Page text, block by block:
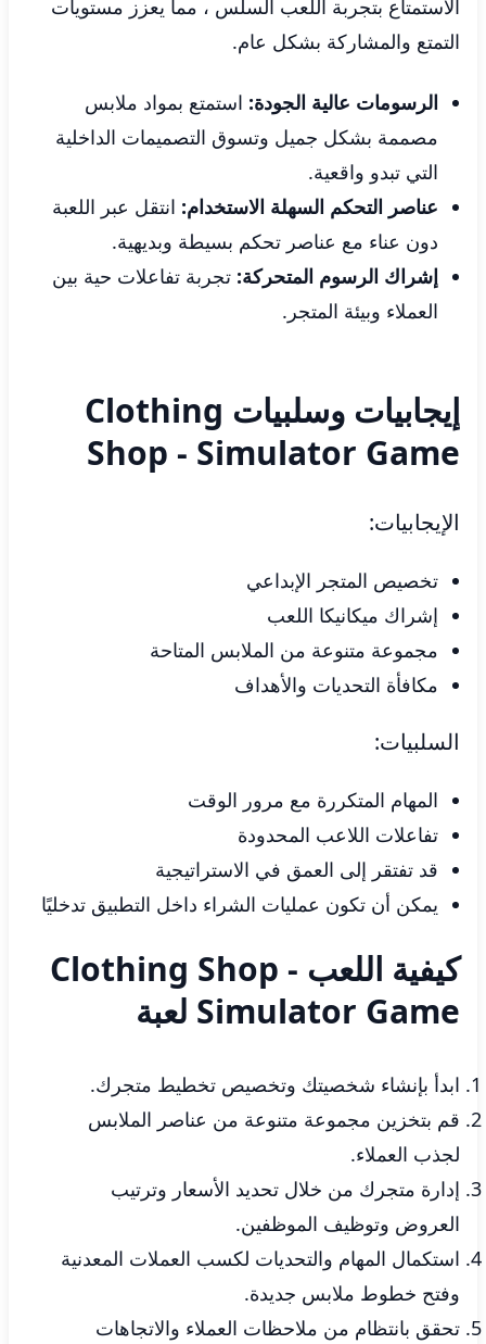
الاستمتاع بتجربة اللعب السلس ، مما يعزز مستويات
التمتع والمشاركة بشكل عام.
الرسومات عالية الجودة: استمتع بمواد ملابس
مصممة بشكل جميل وتسوق التصميمات الداخلية
التي تبدو واقعية.
عناصر التحكم السهلة الاستخدام: انتقل عبر اللعبة
دون عناء مع عناصر تحكم بسيطة وبديهية.
إشراك الرسوم المتحركة: تجربة تفاعلات حية بين
العملاء وبيئة المتجر.
إيجابيات وسلبيات Clothing
Shop - Simulator Game
الإيجابيات:
تخصيص المتجر الإبداعي
إشراك ميكانيكا اللعب
مجموعة متنوعة من الملابس المتاحة
مكافأة التحديات والأهداف
السلبيات:
المهام المتكررة مع مرور الوقت
تفاعلات اللاعب المحدودة
قد تفتقر إلى العمق في الاستراتيجية
يمكن أن تكون عمليات الشراء داخل التطبيق تدخليًا
كيفية اللعب Clothing Shop -
Simulator Game لعبة
ابدأ بإنشاء شخصيتك وتخصيص تخطيط متجرك.
قم بتخزين مجموعة متنوعة من عناصر الملابس
لجذب العملاء.
إدارة متجرك من خلال تحديد الأسعار وترتيب
العروض وتوظيف الموظفين.
استكمال المهام والتحديات لكسب العملات المعدنية
وفتح خطوط ملابس جديدة.
تحقق بانتظام من ملاحظات العملاء والاتجاهات